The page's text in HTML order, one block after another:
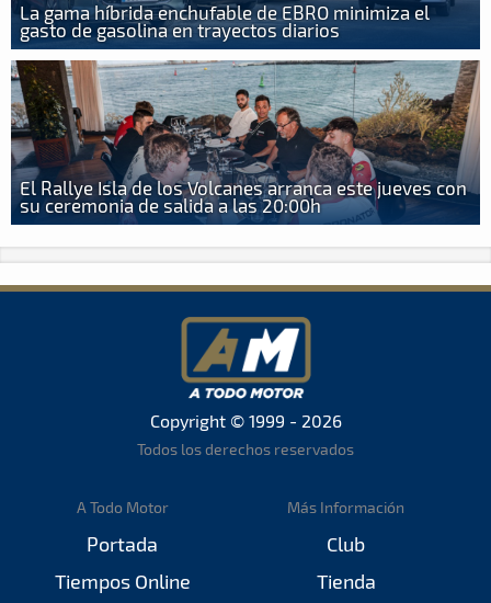
La gama híbrida enchufable de EBRO minimiza el
gasto de gasolina en trayectos diarios
El Rallye Isla de los Volcanes arranca este jueves con
su ceremonia de salida a las 20:00h
Copyright © 1999 - 2026
Todos los derechos reservados
A Todo Motor
Portada
Tiempos Online
Más Información
Club
Tienda